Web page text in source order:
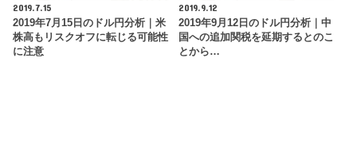
2019.7.15
2019年7月15日のドル円分析｜米
株高もリスクオフに転じる可能性
に注意
2019.9.12
2019年9月12日のドル円分析｜中
国への追加関税を延期するとのこ
とから…